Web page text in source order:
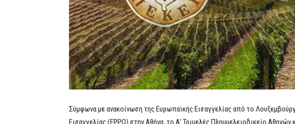
Σύμφωνα με ανακοίνωση της Ευρωπαϊκής Εισαγγελίας από το
Εισαγγελίας (EPPO) στην Αθήνα, το Α’ Τριμελές Πλημμελειοδικείο